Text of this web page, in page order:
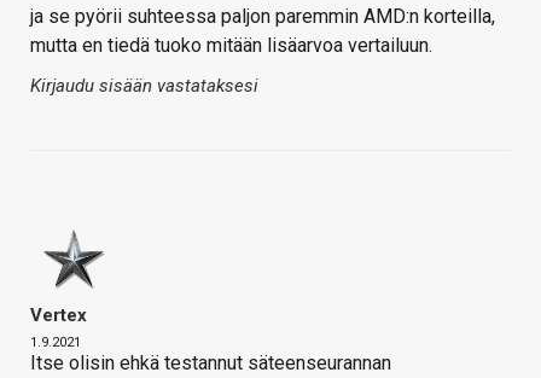
ja se pyörii suhteessa paljon paremmin AMD:n korteilla,
mutta en tiedä tuoko mitään lisäarvoa vertailuun.
Kirjaudu sisään vastataksesi
Vertex
1.9.2021
Itse olisin ehkä testannut säteenseurannan